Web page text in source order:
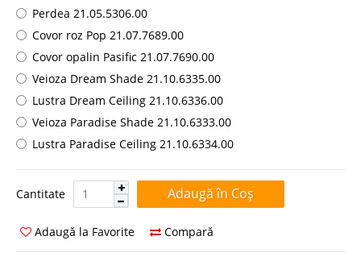
Perdea 21.05.5306.00
Covor roz Pop 21.07.7689.00
Covor opalin Pasific 21.07.7690.00
Veioza Dream Shade 21.10.6335.00
Lustra Dream Ceiling 21.10.6336.00
Veioza Paradise Shade 21.10.6333.00
Lustra Paradise Ceiling 21.10.6334.00
Cantitate Cantitate:
Adaugă la Favorite Compară